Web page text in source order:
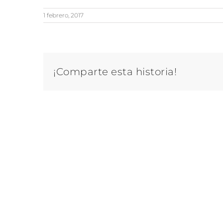
1 febrero, 2017
¡Comparte esta historia!